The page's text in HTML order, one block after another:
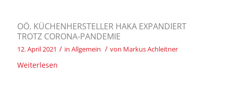
OÖ. KÜCHENHERSTELLER HAKA EXPANDIERT
TROTZ CORONA-PANDEMIE
12. April 2021 / in Allgemein / von Markus Achleitner
Weiterlesen